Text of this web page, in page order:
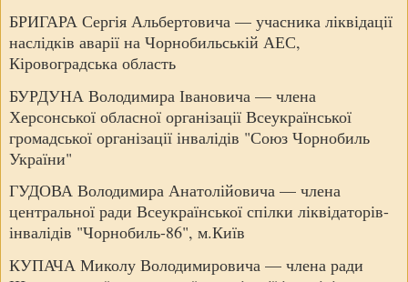
БРИГАРА Сергія Альбертовича — учасника ліквідації
наслідків аварії на Чорнобильській АЕС,
Кіровоградська область
БУРДУНА Володимира Івановича — члена
Херсонської обласної організації Всеукраїнської
громадської організації інвалідів "Союз Чорнобиль
України"
ГУДОВА Володимира Анатолійовича — члена
центральної ради Всеукраїнської спілки ліквідаторів-
інвалідів "Чорнобиль-86", м.Київ
КУПАЧА Миколу Володимировича — члена ради